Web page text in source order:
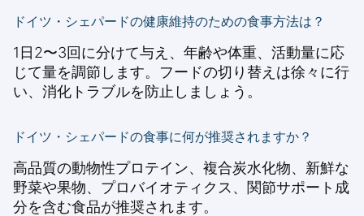
ドイツ・シェパードの健康維持のための食事方法は？
1日2〜3回に分けて与え、年齢や体重、活動量に応
じて量を調節します。フードの切り替えは徐々に行
い、消化トラブルを防止しましょう。
ドイツ・シェパードの食事に何が推奨されますか？
高品質の動物性プロテイン、複合炭水化物、新鮮な
野菜や果物、プロバイオティクス、関節サポート成
分を含む食品が推奨されます。